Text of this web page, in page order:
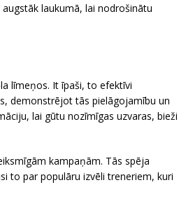
laukumā, lai nodrošinātu
līmeņos. It īpaši, to efektīvi
demonstrējot tās pielāgojamību un
lai gūtu nozīmīgas uzvaras, bieži
kampaņām. Tās spēja
to par populāru izvēli treneriem, kuri